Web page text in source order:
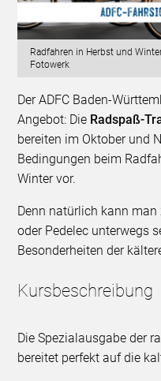
Radfahren in Herbst und
Fotowerk
Der ADFC Baden-
Angebot: Die Radspaß-
bereiten im Oktober und
Bedingungen beim
Winter vor.
Denn natürlich kann
oder Pedelec unterwegs
Besonderheiten der
Kursbeschreibung
Die Spezialausgabe der
bereitet perfekt auf die